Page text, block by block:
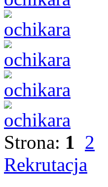
Strona: 1 2
Rekrutacja